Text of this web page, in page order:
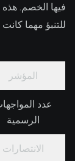
فيها الخصم. هذه
للتنبؤ مهما
المؤشر
عدد
الرسمية
الانتصارات